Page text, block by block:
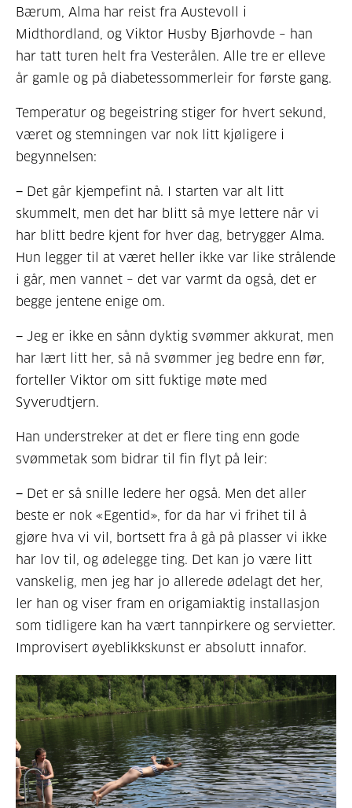
Bærum, Alma har reist fra Austevoll i
Midthordland, og Viktor Husby Bjørhovde – han
har tatt turen helt fra Vesterålen. Alle tre er elleve
år gamle og på diabetessommerleir for første gang.
Temperatur og begeistring stiger for hvert sekund,
været og stemningen var nok litt kjøligere i
begynnelsen:
− Det går kjempefint nå. I starten var alt litt
skummelt, men det har blitt så mye lettere når vi
har blitt bedre kjent for hver dag, betrygger Alma.
Hun legger til at været heller ikke var like strålende
i går, men vannet – det var varmt da også, det er
begge jentene enige om.
− Jeg er ikke en sånn dyktig svømmer akkurat, men
har lært litt her, så nå svømmer jeg bedre enn før,
forteller Viktor om sitt fuktige møte med
Syverudtjern.
Han understreker at det er flere ting enn gode
svømmetak som bidrar til fin flyt på leir:
− Det er så snille ledere her også. Men det aller
beste er nok «Egentid», for da har vi frihet til å
gjøre hva vi vil, bortsett fra å gå på plasser vi ikke
har lov til, og ødelegge ting. Det kan jo være litt
vanskelig, men jeg har jo allerede ødelagt det her,
ler han og viser fram en origamiaktig installasjon
som tidligere kan ha vært tannpirkere og servietter.
Improvisert øyeblikkskunst er absolutt innafor.